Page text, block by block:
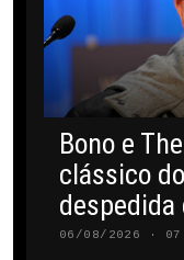
Bono e
clássico
despedida
06/08/2026 ·